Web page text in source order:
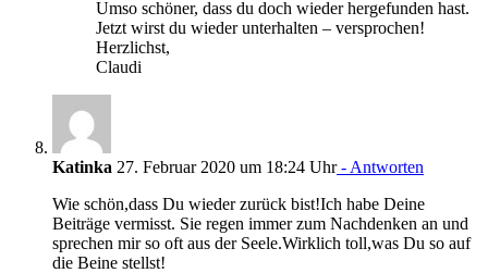
Umso schöner, dass du doch wieder hergefunden hast.
Jetzt wirst du wieder unterhalten – versprochen!
Herzlichst,
Claudi
Katinka 27. Februar 2020 um 18:24 Uhr- Antworten
Wie schön,dass Du wieder zurück bist!Ich habe Deine
Beiträge vermisst. Sie regen immer zum Nachdenken an und
sprechen mir so oft aus der Seele.Wirklich toll,was Du so auf
die Beine stellst!